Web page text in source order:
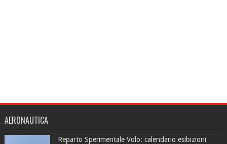
AERONAUTICA
Reparto Sperimentale Volo: calendario esibizioni